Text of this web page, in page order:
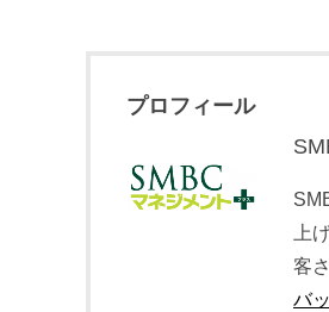
プロフィール
上
客
バ